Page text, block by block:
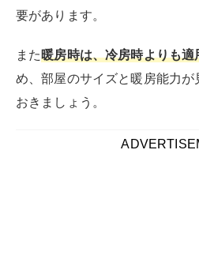
要があります。
また暖房時は、冷房時よりも
め、部屋のサイズと暖房能力
おきましょう。